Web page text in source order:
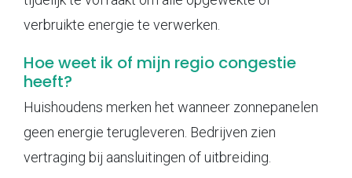
verbruikte energie te verwerken.
Hoe weet ik of mijn regio congestie
heeft?
Huishoudens merken het wanneer zonnepanelen
geen energie terugleveren. Bedrijven zien
vertraging bij aansluitingen of uitbreiding.